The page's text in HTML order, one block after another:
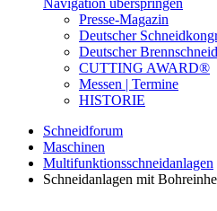
Navigation überspringen
Presse-Magazin
Deutscher
Deutscher
CUTTING AWARD®
Messen | Termine
HISTORIE
Schneidforum
Maschinen
Multifunktionsschneidanlagen
Schneidanlagen mit